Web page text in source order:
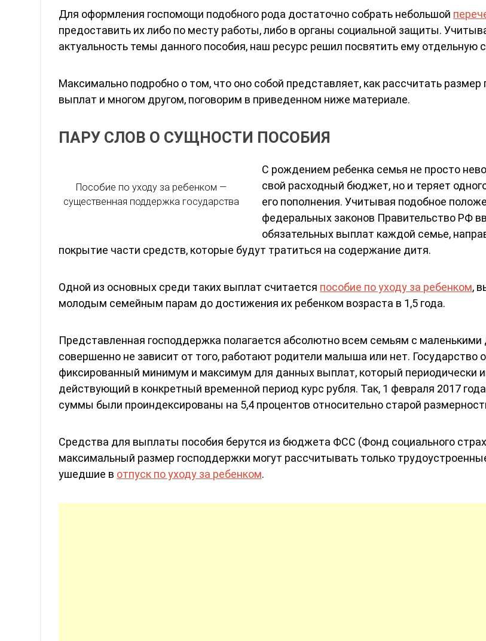
Для оформления госпомощи подобного рода достаточно собрать небольшой
предоставить их либо по месту работы, либо в органы социальной защиты.
актуальность темы данного пособия, наш ресурс решил посвятить ему отдельную
Максимально подробно о том, что оно собой представляет, как рассчитать
выплат и многом другом, поговорим в приведенном ниже материале.
ПАРУ СЛОВ О СУЩНОСТИ ПОСОБИЯ
Пособие по уходу за ребенком —
существенная поддержка государства
С рождением ребенка семья не просто
свой расходный бюджет, но и теряет
его пополнения. Учитывая подобное
федеральных законов Правительство РФ
обязательных выплат каждой семье,
покрытие части средств, которые будут тратиться на содержание дитя.
Одной из основных среди таких выплат считается пособие по уходу за ребенком,
молодым семейным парам до достижения их ребенком возраста в 1,5 года.
Представленная господдержка полагается абсолютно всем семьям с маленькими
совершенно не зависит от того, работают родители малыша или нет. Государство
фиксированный минимум и максимум для данных выплат, который периодически
действующий в конкретный временной период курс рубля. Так, 1 февраля 2017
суммы были проиндексированы на 5,4 процентов относительно старой
Средства для выплаты пособия берутся из бюджета ФСС (Фонд социального
максимальный размер господдержки могут рассчитывать только
ушедшие в отпуск по уходу за ребенком.